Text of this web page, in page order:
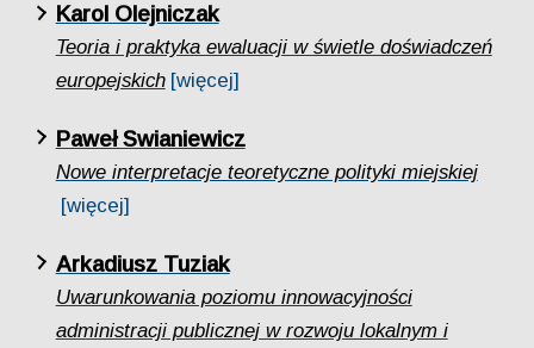
Karol Olejniczak
Teoria i praktyka ewaluacji w świetle doświadczeń
europejskich [więcej]
Paweł Swianiewicz
Nowe interpretacje teoretyczne polityki miejskiej
[więcej]
Arkadiusz Tuziak
Uwarunkowania poziomu innowacyjności
administracji publicznej w rozwoju lokalnym i